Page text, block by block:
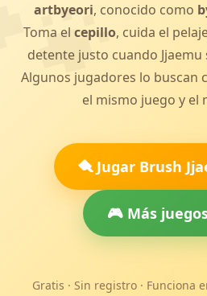
artbyeori, conocido como
Toma el cepillo, cuida el
detente justo cuando
Algunos jugadores lo buscan
el mismo juego y el
🪮 Jugar Brush
🎮 Más
Gratis · Sin registro · Funciona